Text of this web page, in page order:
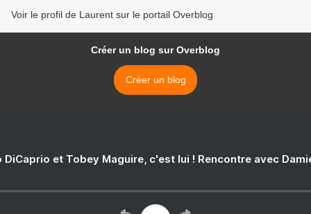
Voir le profil de Laurent sur le portail Overblog
Créer un blog sur Overblog
Créer un blog
DiCaprio et Tobey Maguire, c'est lui ! Rencontre avec